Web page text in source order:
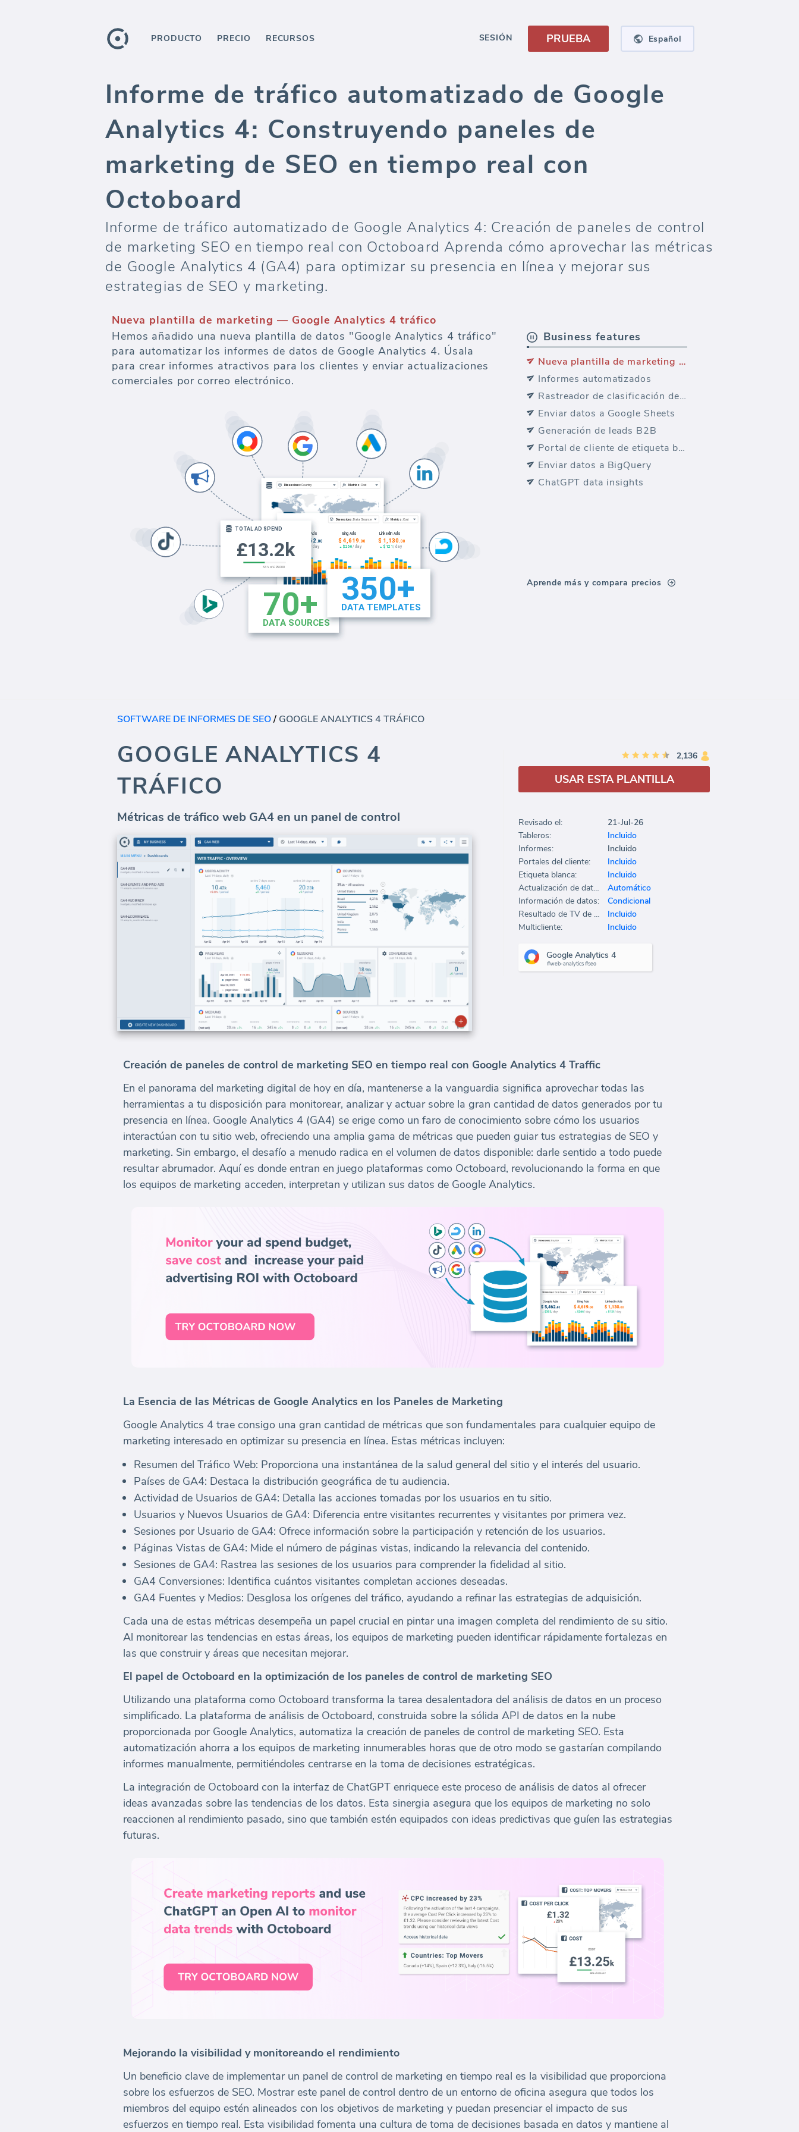
PRODUCTO PRECIO RECURSOS SESIÓN PRUEBA Español
Informe de tráfico automatizado de Google
Analytics 4: Construyendo paneles de
marketing de SEO en tiempo real con
Octoboard
Informe de tráfico automatizado de Google Analytics 4: Creación de paneles de control
de marketing SEO en tiempo real con Octoboard Aprenda cómo aprovechar las métricas
de Google Analytics 4 (GA4) para optimizar su presencia en línea y mejorar sus
estrategias de SEO y marketing.
Nueva plantilla de marketing — Google Analytics 4 tráfico
Hemos añadido una nueva plantilla de datos "Google Analytics 4 tráfico"
para automatizar los informes de datos de Google Analytics 4. Úsala
para crear informes atractivos para los clientes y enviar actualizaciones
comerciales por correo electrónico.
Business features
Nueva plantilla de marketing — Google Analytics 4 tráfico
Informes automatizados
Rastreador de clasificación de palabras clave
Enviar datos a Google Sheets
Generación de leads B2B
Portal de cliente de etiqueta blanca
Enviar datos a BigQuery
ChatGPT data insights
Aprende más y compara precios
SOFTWARE DE INFORMES DE SEO/ GOOGLE ANALYTICS 4 TRÁFICO
GOOGLE ANALYTICS 4
TRÁFICO
Métricas de tráfico web GA4 en un panel de control
Creación de paneles de control de marketing SEO en tiempo real con Google Analytics 4 Traffic
En el panorama del marketing digital de hoy en día, mantenerse a la vanguardia significa aprovechar todas las
herramientas a tu disposición para monitorear, analizar y actuar sobre la gran cantidad de datos generados por tu
presencia en línea. Google Analytics 4 (GA4) se erige como un faro de conocimiento sobre cómo los usuarios
interactúan con tu sitio web, ofreciendo una amplia gama de métricas que pueden guiar tus estrategias de SEO y
marketing. Sin embargo, el desafío a menudo radica en el volumen de datos disponible: darle sentido a todo puede
resultar abrumador. Aquí es donde entran en juego plataformas como Octoboard, revolucionando la forma en que
los equipos de marketing acceden, interpretan y utilizan sus datos de Google Analytics.
La Esencia de las Métricas de Google Analytics en los Paneles de Marketing
Google Analytics 4 trae consigo una gran cantidad de métricas que son fundamentales para cualquier equipo de
marketing interesado en optimizar su presencia en línea. Estas métricas incluyen:
Resumen del Tráfico Web: Proporciona una instantánea de la salud general del sitio y el interés del usuario.
Países de GA4: Destaca la distribución geográfica de tu audiencia.
Actividad de Usuarios de GA4: Detalla las acciones tomadas por los usuarios en tu sitio.
Usuarios y Nuevos Usuarios de GA4: Diferencia entre visitantes recurrentes y visitantes por primera vez.
Sesiones por Usuario de GA4: Ofrece información sobre la participación y retención de los usuarios.
Páginas Vistas de GA4: Mide el número de páginas vistas, indicando la relevancia del contenido.
Sesiones de GA4: Rastrea las sesiones de los usuarios para comprender la fidelidad al sitio.
GA4 Conversiones: Identifica cuántos visitantes completan acciones deseadas.
GA4 Fuentes y Medios: Desglosa los orígenes del tráfico, ayudando a refinar las estrategias de adquisición.
Cada una de estas métricas desempeña un papel crucial en pintar una imagen completa del rendimiento de su sitio.
Al monitorear las tendencias en estas áreas, los equipos de marketing pueden identificar rápidamente fortalezas en
las que construir y áreas que necesitan mejorar.
El papel de Octoboard en la optimización de los paneles de control de marketing SEO
Utilizando una plataforma como Octoboard transforma la tarea desalentadora del análisis de datos en un proceso
simplificado. La plataforma de análisis de Octoboard, construida sobre la sólida API de datos en la nube
proporcionada por Google Analytics, automatiza la creación de paneles de control de marketing SEO. Esta
automatización ahorra a los equipos de marketing innumerables horas que de otro modo se gastarían compilando
informes manualmente, permitiéndoles centrarse en la toma de decisiones estratégicas.
La integración de Octoboard con la interfaz de ChatGPT enriquece este proceso de análisis de datos al ofrecer
ideas avanzadas sobre las tendencias de los datos. Esta sinergia asegura que los equipos de marketing no solo
reaccionen al rendimiento pasado, sino que también estén equipados con ideas predictivas que guíen las estrategias
futuras.
Mejorando la visibilidad y monitoreando el rendimiento
Un beneficio clave de implementar un panel de control de marketing en tiempo real es la visibilidad que proporciona
sobre los esfuerzos de SEO. Mostrar este panel de control dentro de un entorno de oficina asegura que todos los
miembros del equipo estén alineados con los objetivos de marketing y puedan presenciar el impacto de sus
esfuerzos en tiempo real. Esta visibilidad fomenta una cultura de toma de decisiones basada en datos y mantiene al
2,136
USAR ESTA PLANTILLA
Revisado el:
21-Jul-26
Tableros:
Incluido
Informes:
Incluido
Portales del cliente:
Incluido
Etiqueta blanca:
Incluido
Actualización de datos:
Automático
Información de datos:
Condicional
Resultado de TV de oficina:
Incluido
Multicliente:
Incluido
Google Analytics 4
#web-analytics #seo